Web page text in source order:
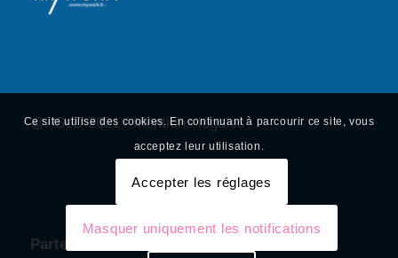
@ASeD 2021 /Mentions légales
Partenaires
Ce site utilise des cookies. En continuant à parcourir ce site, vous
acceptez leur utilisation.
Accepter les réglages
Masquer uniquement les notifications